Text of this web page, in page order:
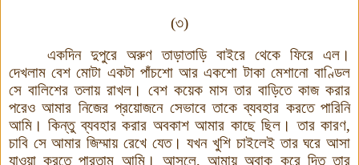
(৩)
একদিন দুপুরে অরুণ তাড়াতাড়ি বাইরে থেকে ফিরে এল ।
দেখলাম বেশ মোটা একটা পাঁচশো আর একশো টাকা মেশানো বাণ্ডিল
সে বালিশের তলায় রাখল । বেশ কয়েক মাস তার বাড়িতে কাজ করার
পরেও আমার নিজের প্রয়োজনে সেভাবে তাকে ব্যবহার করতে পারিনি
আমি । কিন্তু ব্যবহার করার অবকাশ আমার কাছে ছিল । তার কারণ,
চাবি সে আমার জিম্মায় রেখে যেত। যখন খুশি চাইলেই তার ঘরে আসা
যাওয়া করতে পারতাম আমি। আসলে,আমায় অবাক করে দিত তার